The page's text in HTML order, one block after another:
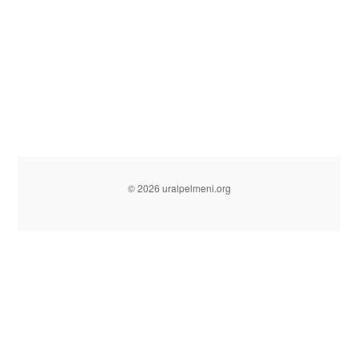
© 2026 uralpelmeni.org